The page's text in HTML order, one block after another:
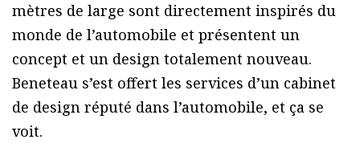
mètres de large sont directement inspirés du
monde de l’automobile et présentent un
concept et un design totalement nouveau.
Beneteau s’est offert les services d’un cabinet
de design réputé dans l’automobile, et ça se
voit.